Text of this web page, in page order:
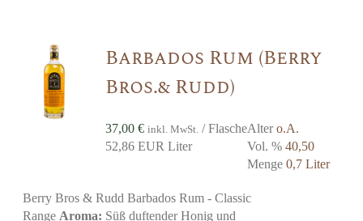
Barbados Rum (Berry
Bros.& Rudd)
37,00€ inkl. MwSt. / Flasche
52,86 EUR Liter
Altero.A.
Vol. %40,50
Menge0,7 Liter
Berry Bros & Rudd Barbados Rum - Classic
Range Aroma: Süß duftender Honig und